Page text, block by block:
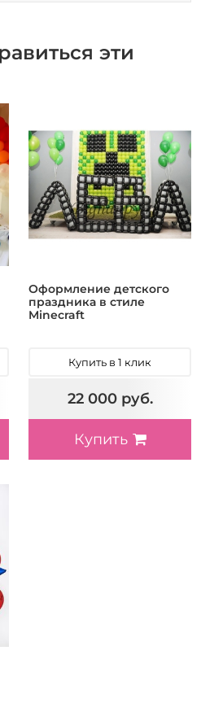
эти
Оформление детского
праздника в стиле
Minecraft
Купить в 1 клик
22 000 руб.
Купить